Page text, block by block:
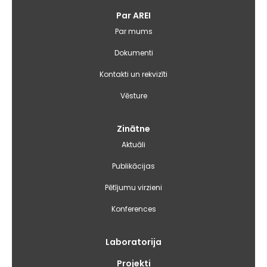
Par AREI
Par mums
Dokumenti
Kontakti un rekvizīti
Vēsture
Zinātne
Aktuāli
Publikācijas
Pētījumu virzieni
Konferences
Laboratorija
Projekti